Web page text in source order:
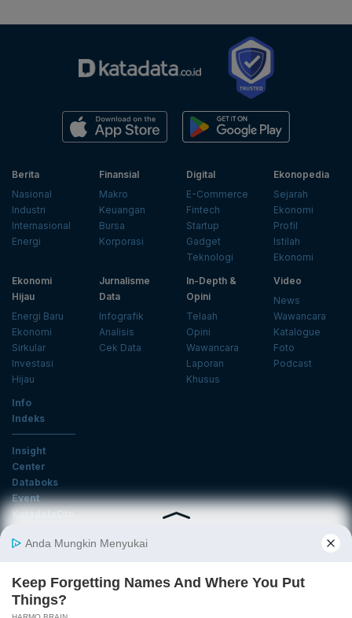
Berita
Nasional
Industri
Internasional
Energi
Finansial
Makro
Keuangan
Bursa
Korporasi
Digital
E-Commerce
Fintech
Startup
Gadget
Teknologi
Ekonopedia
Sejarah
Ekonomi
Profil
Istilah
Ekonomi
Ekonomi
Hijau
Energi Baru
Ekonomi
Sirkular
Investasi
Hijau
Jurnalisme
Data
Infografik
Analisis
Cek Data
In-Depth &
Opini
Telaah
Opini
Wawancara
Laporan
Khusus
Video
News
Wawancara
Katalogue
Foto
Podcast
Info
Indeks
Insight
Center
Databoks
Event
KatadataOto
Email
Daftar